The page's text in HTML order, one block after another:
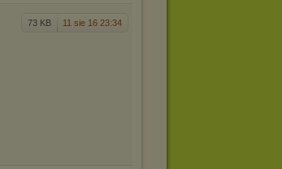
73 KB 11 sie 16 23:34